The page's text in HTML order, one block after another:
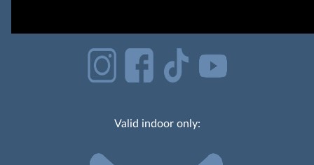
Valid indoor only: